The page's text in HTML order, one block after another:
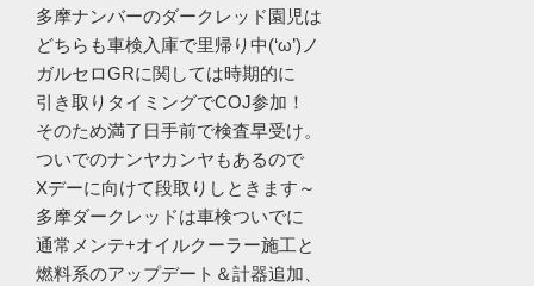
多摩ナンバーのダークレッド園児は
どちらも車検入庫で里帰り中(‘ω’)ノ
ガルセロGRに関しては時期的に
引き取りタイミングでCOJ参加！
そのため満了日手前で検査早受け。
ついでのナンヤカンヤもあるので
Xデーに向けて段取りしときます～
多摩ダークレッドは車検ついでに
通常メンテ+オイルクーラー施工と
燃料系のアップデート＆計器追加、